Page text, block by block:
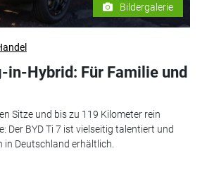
Bildergalerie
in-Hybrid: Für Familie und
Sitze und bis zu 119 Kilometer rein
Der BYD Ti 7 ist vielseitig talentiert und
Deutschland erhältlich.